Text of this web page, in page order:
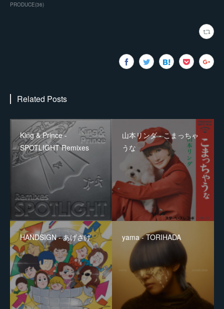
PRODUCE(36)
Related Posts
King & Prince -
SPOTLIGHT Remixes
山本リンダ - こまっちゃ
うな
HANDSIGN - あげさげ yama - TORIHADA